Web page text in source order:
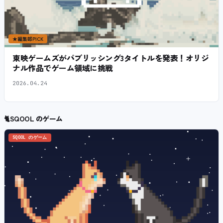
★編集部PICK
東映ゲームズがパブリッシング3タイトルを発表！オリジ
ナル作品でゲーム領域に挑戦
2026.04.24
🐈SQOOL のゲーム
SQOOL のゲーム